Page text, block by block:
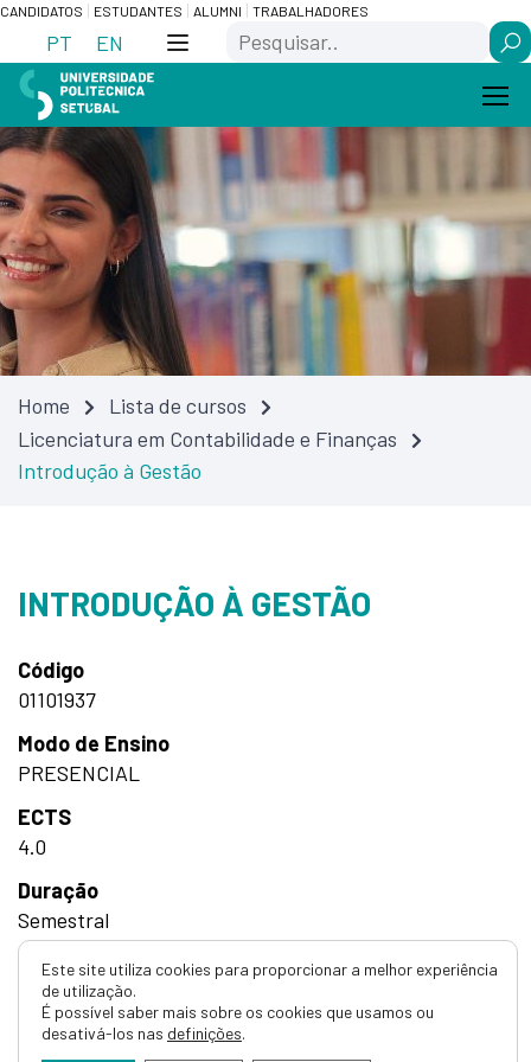
Skip
Content
Saltar
navegação
CANDIDATOS ESTUDANTES ALUMNI TRABALHADORES
PT EN Search
Home
Lista de cursos
Licenciatura em Contabilidade e Finanças
Introdução à Gestão
INTRODUÇÃO À GESTÃO
Código
01101937
Modo de Ensino
PRESENCIAL
ECTS
4.0
Duração
Semestral
Horas
45h Teórico-Práticas
Este site utiliza cookies para proporcionar a melhor experiência
de utilização.
É possível saber mais sobre os cookies que usamos ou
desativá-los nas definições.